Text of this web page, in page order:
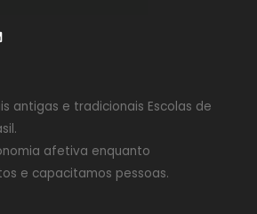
antigas e tradicionais Escolas de
afetiva enquanto
e capacitamos pessoas.